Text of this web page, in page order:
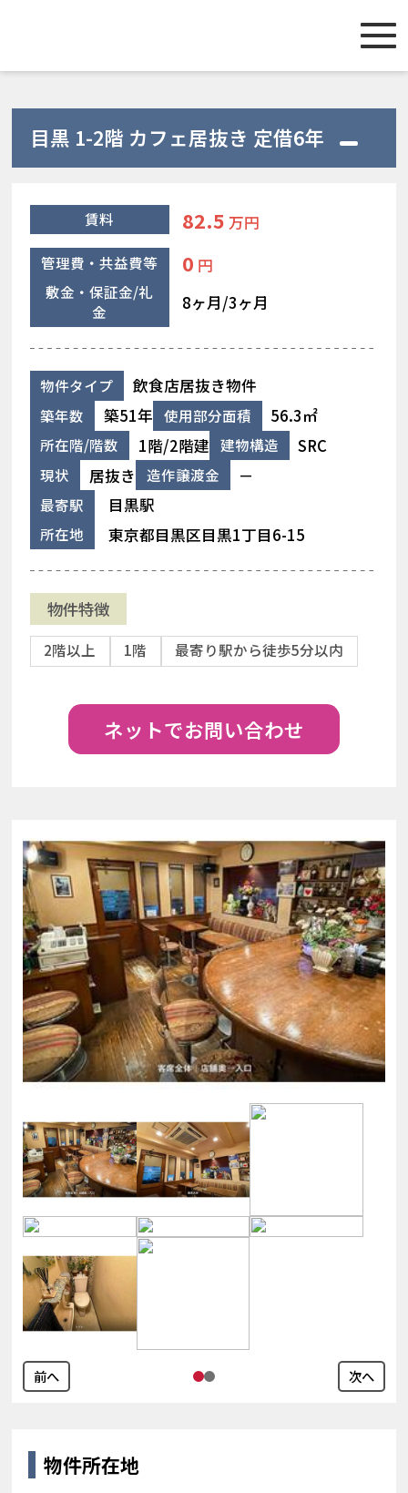
目黒 1-2階 カフェ居抜き 定借6年
賃料 82.5 万円
管理費・共益費等 0 円
敷金・保証金/礼
金
8ヶ月/3ヶ月
物件タイプ 飲食店居抜き物件
築年数 築51年 使用部分面積 56.3㎡
所在階/階数 1階/2階建 建物構造 SRC
現状 居抜き 造作譲渡金 －
最寄駅 目黒駅
所在地 東京都目黒区目黒1丁目6-15
物件特徴
2階以上 1階 最寄り駅から徒歩5分以内
ネットでお問い合わせ
前へ 次へ
物件所在地